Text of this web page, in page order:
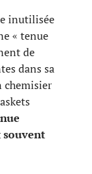
inutilisée
« tenue
de
dans sa
chemisier
souvent